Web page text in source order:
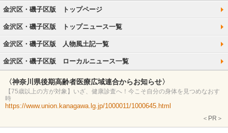
金沢区・磯子区版 トップページ
金沢区・磯子区版 トップニュース一覧
金沢区・磯子区版 人物風土記一覧
金沢区・磯子区版 ローカルニュース一覧
〈神奈川県後期高齢者医療広域連合からお知らせ〉
【75歳以上の方が対象】いざ、健康診査へ！今こそ自分の身体を見つめなおす
時
https://www.union.kanagawa.lg.jp/1000011/1000645.html
＜PR＞